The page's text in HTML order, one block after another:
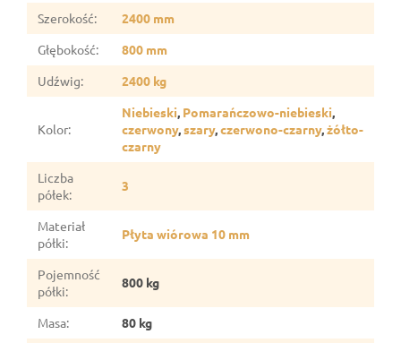
Szerokość:
2400 mm
Głębokość:
800 mm
Udźwig: 2400 kg
Kolor:
Niebieski Pomarańczowo-niebieski
czerwony, szary, czerwono-czarny, żółto-
czarny
Liczba
półek:
3
Materiał
półki:
Płyta wiórowa 10 mm
Pojemność
półki:
800 kg
Masa: 80 kg